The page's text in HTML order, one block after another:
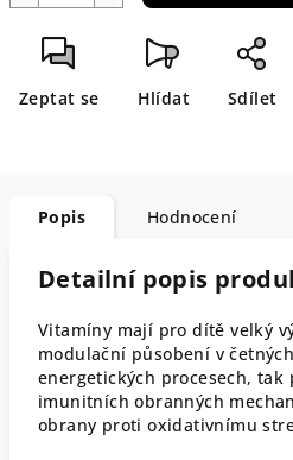
Zeptat se Hlídat Sdílet
Popis Hodnocení
Detailní popis
Vitamíny mají pro dítě velký
modulační působení v
energetických procesech,
imunitních obranných
obrany proti oxidativnímu